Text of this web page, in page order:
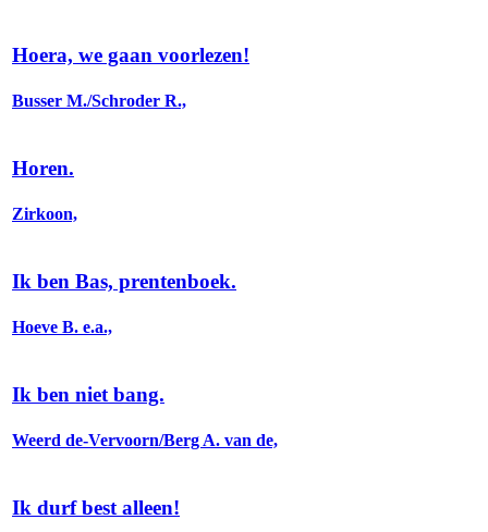
Hoera, we gaan voorlezen!
Busser M./Schroder R.,
Horen.
Zirkoon,
Ik ben Bas, prentenboek.
Hoeve B. e.a.,
Ik ben niet bang.
Weerd de-Vervoorn/Berg A. van de,
Ik durf best alleen!